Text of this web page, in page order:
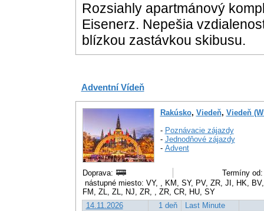
Rozsiahly apartmánový
Eisenerz. Nepešia
blízkou zastávkou skibusu.
Adventní Vídeň
Rakúsko, Viedeň, Viedeň
- Poznávacie zájazdy
- Jednodňové zájazdy
- Advent
Doprava:
Termíny
nástupné miesto: VY, , KM, SY, PV, ZR, JI, HK,
FM, ZL, ZL, NJ, ZR, , ZR, CR, HU, SY
14.11.2026
1 deň
Last Minute